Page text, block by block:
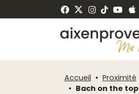
Accueil Proximité
Bach on the top
Panneau de gestion des cookies